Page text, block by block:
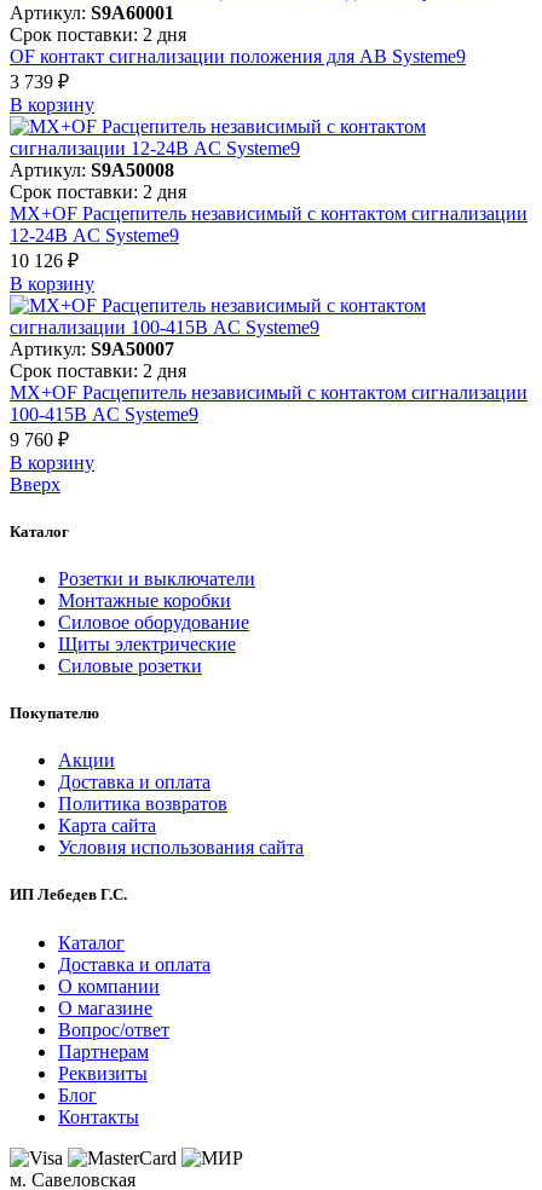
Артикул: S9A60001
Срок поставки: 2 дня
OF контакт сигнализации положения для АВ Systeme9
3 739 ₽
В корзинy
Артикул: S9A50008
Срок поставки: 2 дня
MX+OF Расцепитель независимый с контактом сигнализации
12-24В AC Systeme9
10 126 ₽
В корзинy
Артикул: S9A50007
Срок поставки: 2 дня
MX+OF Расцепитель независимый с контактом сигнализации
100-415В AC Systeme9
9 760 ₽
В корзинy
Вверх
Каталог
Розетки и выключатели
Монтажные коробки
Силовое оборудование
Щиты электрические
Силовые розетки
Покупателю
Акции
Доставка и оплата
Политика возвратов
Карта сайта
Условия использования сайта
ИП Лебедев Г.С.
Каталог
Доставка и оплата
О компании
О магазине
Вопрос/ответ
Партнерам
Реквизиты
Блог
Контакты
м. Савеловская